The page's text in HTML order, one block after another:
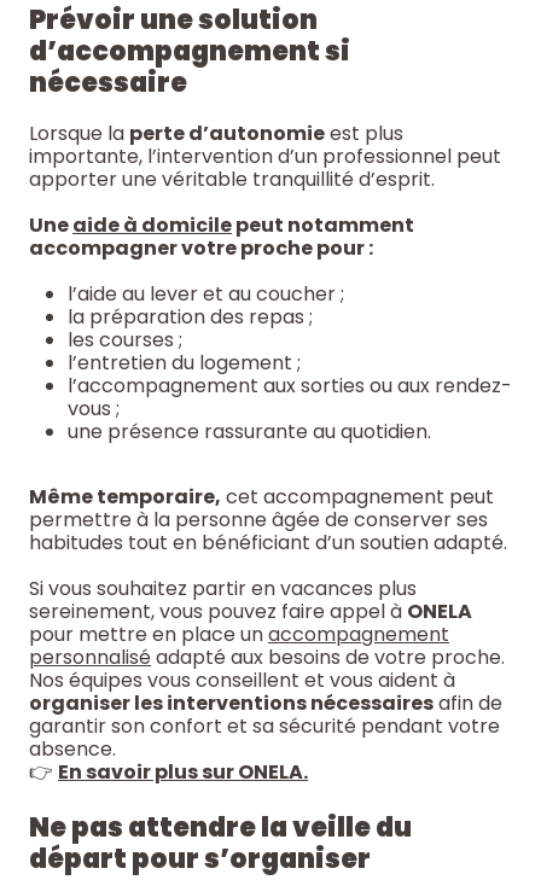
Prévoir une solution
d’accompagnement si
nécessaire
Lorsque la perte d’autonomieest plus
importante, l’intervention d’un professionnel peut
apporter une véritable tranquillité d’esprit.
Uneaide à domicilepeut notamment
accompagner votre proche pour :
l’aide au lever et au coucher ;
la préparation des repas ;
les courses ;
l’entretien du logement ;
l’accompagnement aux sorties ou aux rendez-
vous ;
une présence rassurante au quotidien.
Même temporaire, cet accompagnement peut
permettre à la personne âgée de conserver ses
habitudes tout en bénéficiant d’un soutien adapté.
Si vous souhaitez partir en vacances plus
sereinement, vous pouvez faire appel à ONELA
pour mettre en place unaccompagnement
personnaliséadapté aux besoins de votre proche.
Nos équipes vous conseillent et vous aident à
organiser les interventions nécessairesafin de
garantir son confort et sa sécurité pendant votre
absence.
👉 En savoir plus sur ONELA.
Ne pas attendre la veille du
départ pour s’organiser